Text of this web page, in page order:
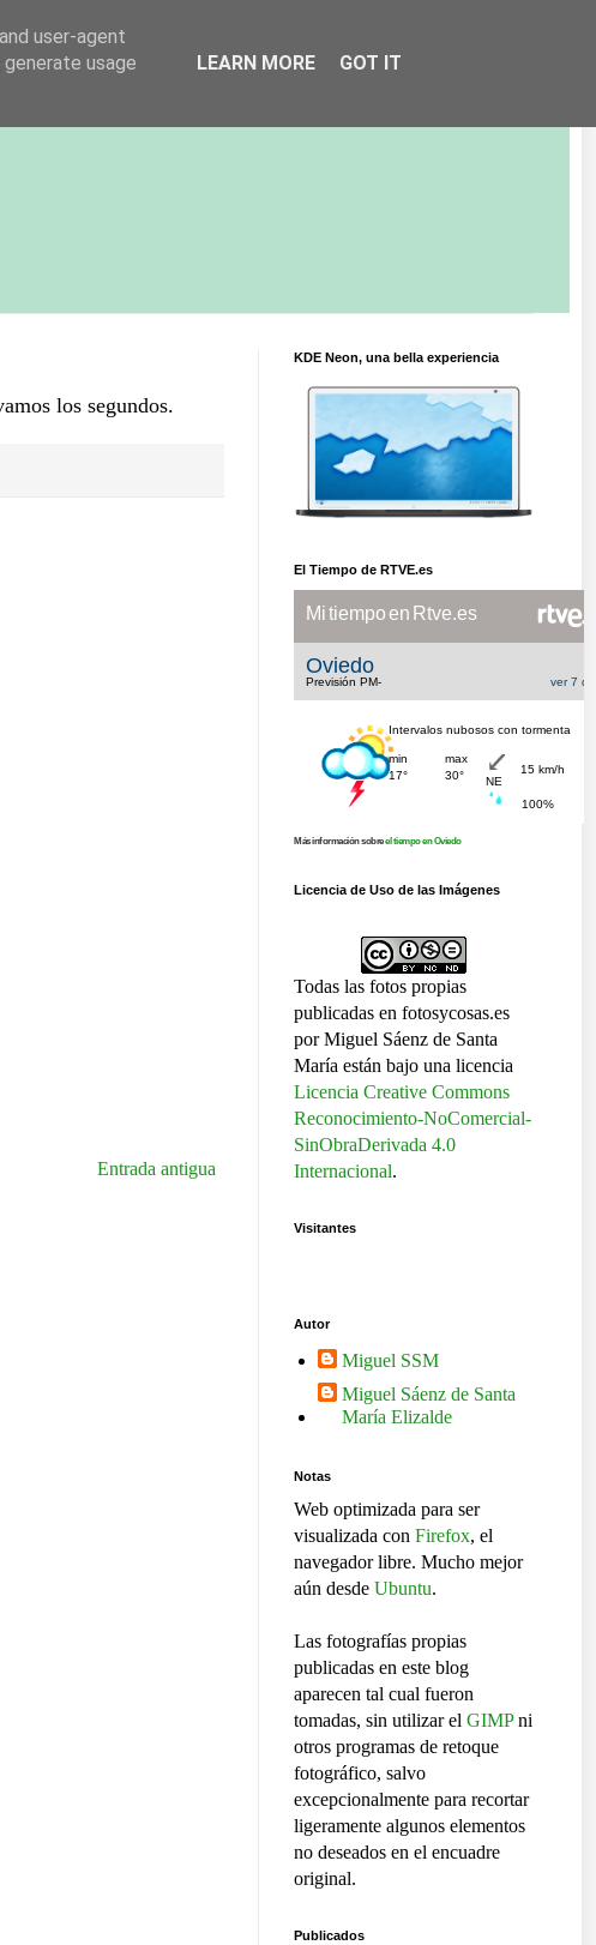
los segundos.
Entrada antigua
KDE Neon, una bella experiencia
El Tiempo de RTVE.es
Más información sobreel tiempo en Oviedo
Licencia de Uso de las Imágenes
Todas las fotos propias
publicadas en fotosycosas.es
por Miguel Sáenz de Santa
María están bajo una licencia
Licencia Creative Commons
Reconocimiento-NoComercial-
SinObraDerivada 4.0
Internacional.
Visitantes
Autor
Miguel SSM
Miguel Sáenz de Santa
María Elizalde
Notas
Web optimizada para ser
visualizada con Firefox, el
navegador libre. Mucho mejor
aún desde Ubuntu.
Las fotografías propias
publicadas en este blog
aparecen tal cual fueron
tomadas, sin utilizar el GIMPni
otros programas de retoque
fotográfico, salvo
excepcionalmente para recortar
ligeramente algunos elementos
no deseados en el encuadre
original.
Publicados
user-agent
usage
LEARN MORE GOT IT